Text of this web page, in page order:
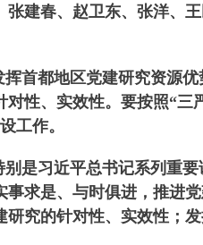
建春、赵卫东、张洋、
首都地区党建研究资源优
性、实效性。要按照“三
工作。
是习近平总书记系列重要
求是、与时俱进，推进
究的针对性、实效性；